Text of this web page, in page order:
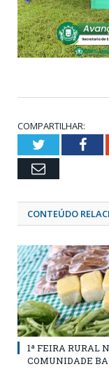
COMPARTILHAR:
Twitter
Email
CONTEÚDO
1ª FEIRA RURAL
COMUNIDADE